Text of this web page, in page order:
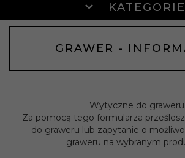
KATEGORIE
GRAWER -
Wytyczne do graweru
Za pomocą tego formularza
do graweru lub zapytanie o
graweru na wybranym